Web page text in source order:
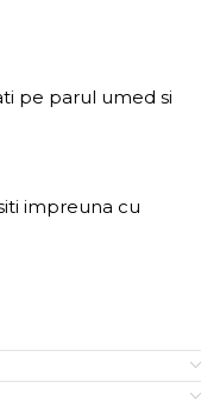
pe parul umed si
impreuna cu